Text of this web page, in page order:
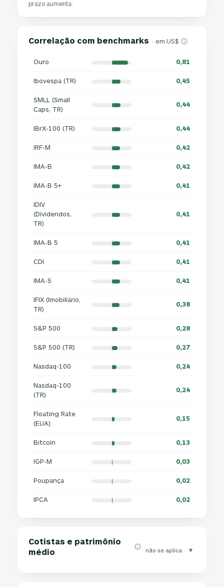
prazo aumenta.
Correlação com benchmarks · em US$
Ouro 0,81
Ibovespa (TR) 0,45
SMLL (Small
Caps, TR)
0,44
IBrX-100 (TR) 0,44
IRF-M 0,42
IMA-B 0,42
IMA-B 5+ 0,41
IDIV
(Dividendos,
TR)
0,41
IMA-B 5 0,41
CDI 0,41
IMA-S 0,41
IFIX (Imobiliário,
TR)
0,38
S&P 500 0,28
S&P 500 (TR) 0,27
Nasdaq-100 0,24
Nasdaq-100
(TR)
0,24
Floating Rate
(EUA)
0,15
Bitcoin 0,13
IGP-M 0,03
Poupança 0,02
IPCA 0,02
Cotistas e patrimônio
médio
não se aplica ▾